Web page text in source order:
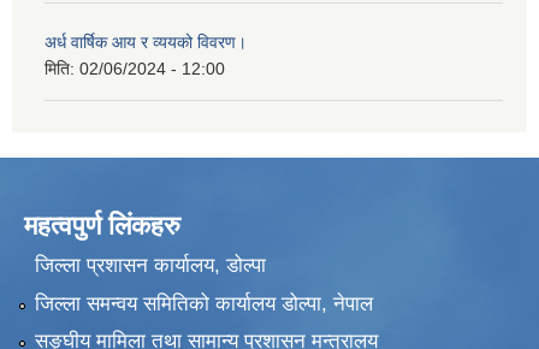
अर्ध वार्षिक आय र व्ययको विवरण।
मिति: 02/06/2024 - 12:00
महत्वपुर्ण लिंकहरु
जिल्ला प्रशासन कार्यालय, डोल्पा
जिल्ला समन्वय समितिको कार्यालय डोल्पा, नेपाल
सङ्‍घीय मामिला तथा सामान्य प्रशासन मन्त्रालय